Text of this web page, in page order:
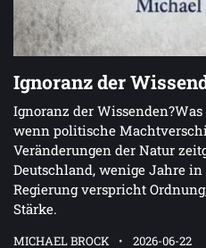
Ignoranz der
Ignoranz der
wenn politische
Veränderungen der Natur
Deutschland, wenige Jahre
Regierung verspricht
Stärke.
MICHAEL BROCK 2026-06-22